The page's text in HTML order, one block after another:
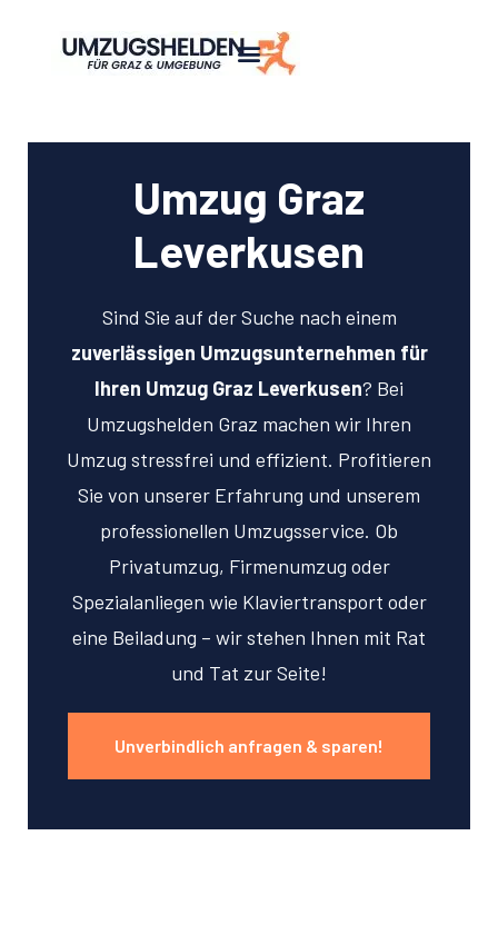
Umzug Graz
Leverkusen
Sind Sie auf der Suche nach einem
zuverlässigen Umzugsunternehmen für
Ihren Umzug Graz Leverkusen? Bei
Umzugshelden Graz machen wir Ihren
Umzug stressfrei und effizient. Profitieren
Sie von unserer Erfahrung und unserem
professionellen Umzugsservice. Ob
Privatumzug, Firmenumzug oder
Spezialanliegen wie Klaviertransport oder
eine Beiladung – wir stehen Ihnen mit Rat
und Tat zur Seite!
Unverbindlich anfragen & sparen!